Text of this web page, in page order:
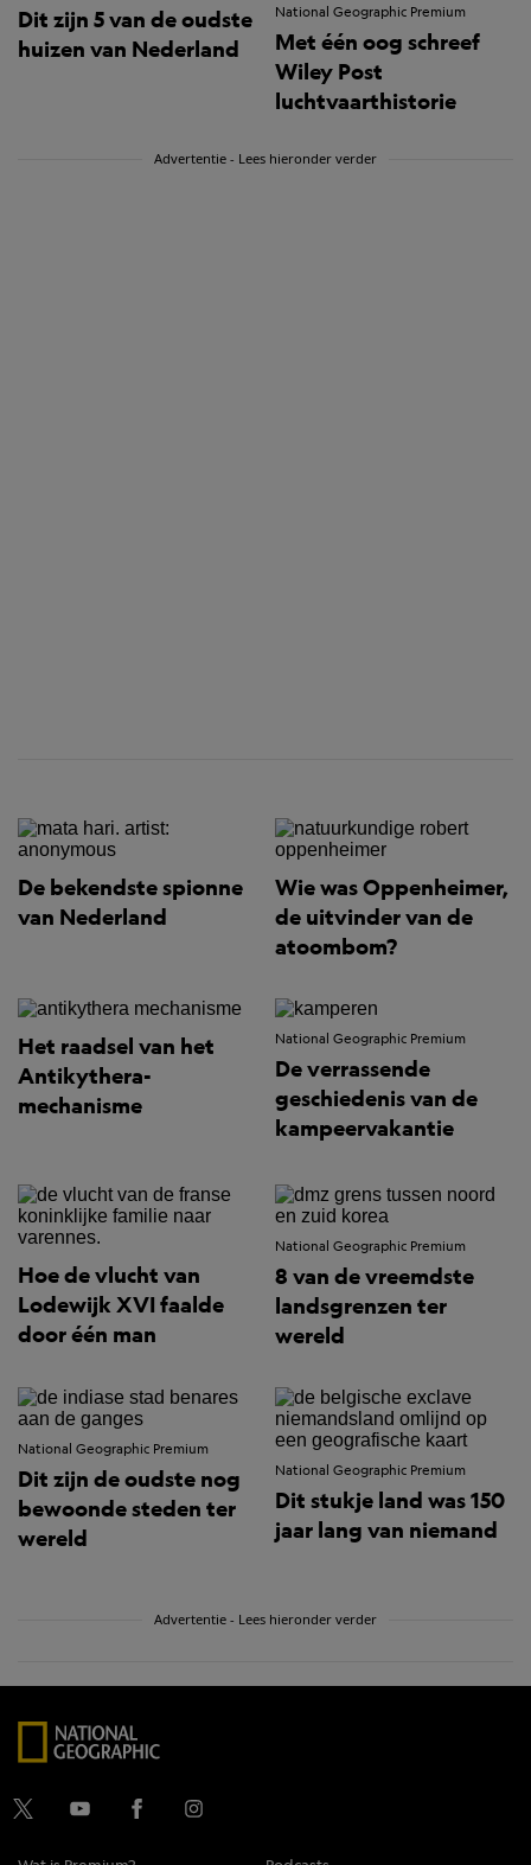
Dit zijn 5 van de oudste
huizen van Nederland
National Geographic Premium
Met één oog schreef
Wiley Post
luchtvaarthistorie
Advertentie - Lees hieronder verder
De bekendste spionne
van Nederland
Wie was Oppenheimer,
de uitvinder van de
atoombom?
Het raadsel van het
Antikythera-
mechanisme
National Geographic Premium
De verrassende
geschiedenis van de
kampeervakantie
Hoe de vlucht van
Lodewijk XVI faalde
door één man
National Geographic Premium
8 van de vreemdste
landsgrenzen ter
wereld
National Geographic Premium
Dit zijn de oudste nog
bewoonde steden ter
wereld
National Geographic Premium
Dit stukje land was 150
jaar lang van niemand
Advertentie - Lees hieronder verder